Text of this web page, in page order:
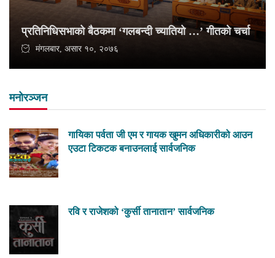
प्रतिनिधिसभाको बैठकमा ‘गलबन्दी च्यातियो …’ गीतको चर्चा
मंगलबार, असार १०, २०७६
मनोरञ्जन
गायिका पर्वता जी एम र गायक खुमन अधिकारीको आउन
एउटा टिकटक बनाउनलाई सार्वजनिक
रवि र राजेशको ‘कुर्सी तानातान’ सार्वजनिक